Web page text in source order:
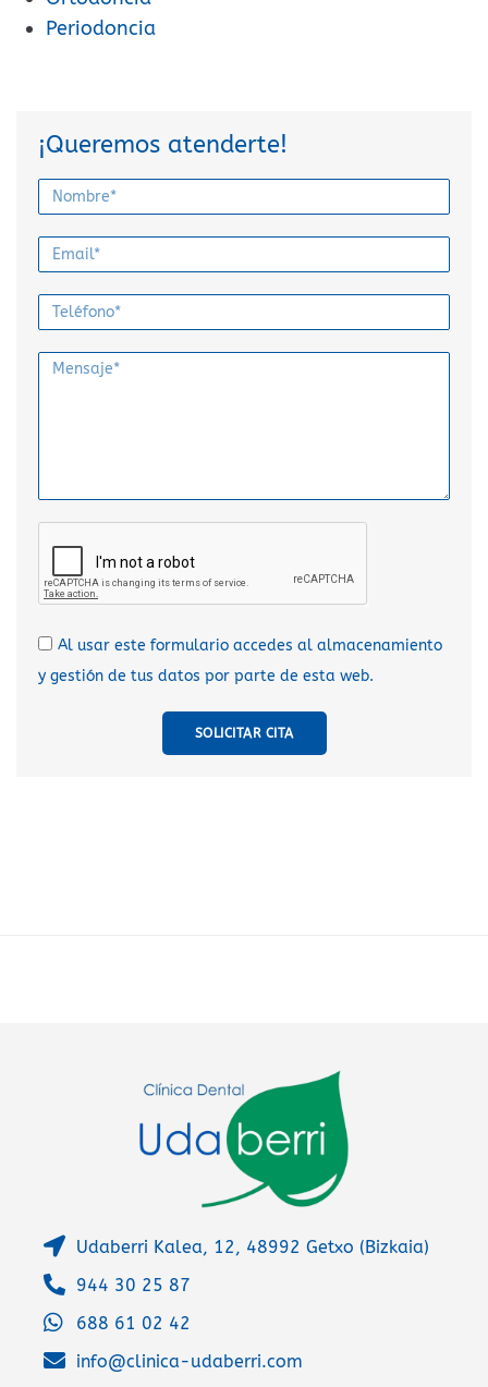
Periodoncia
¡Queremos atenderte!
Al usar este formulario accedes al almacenamiento
y gestión de tus datos por parte de esta web.
SOLICITAR CITA
Udaberri Kalea, 12, 48992 Getxo (Bizkaia)
944 30 25 87
688 61 02 42
info@clinica-udaberri.com